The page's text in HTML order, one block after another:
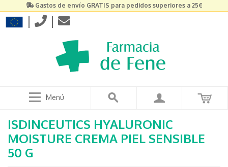
Gastos de envío GRATIS para pedidos superiores a 25€
| |
Menú
ISDINCEUTICS HYALURONIC
MOISTURE CREMA PIEL SENSIBLE
50 G